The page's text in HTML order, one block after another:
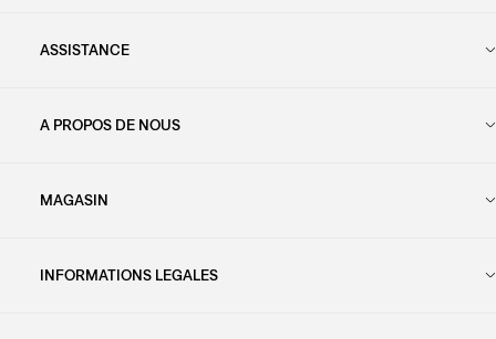
ASSISTANCE
A PROPOS DE NOUS
MAGASIN
INFORMATIONS LEGALES